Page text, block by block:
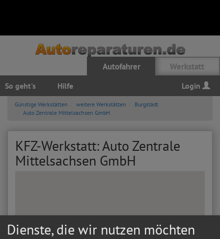
Autofahrer Werkstatt
So geht's Hilfe Login
Günstige Werkstätten weitere Werkstätten
Burgstädt
Auto Zentrale Mittelsachsen GmbH
KFZ-Werkstatt: Auto Zentrale
Mittelsachsen GmbH
Dienste, die wir nutzen möchten